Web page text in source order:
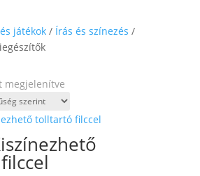
játékok/ Írás és színezés /
megjelenítveSorted
by
popularity